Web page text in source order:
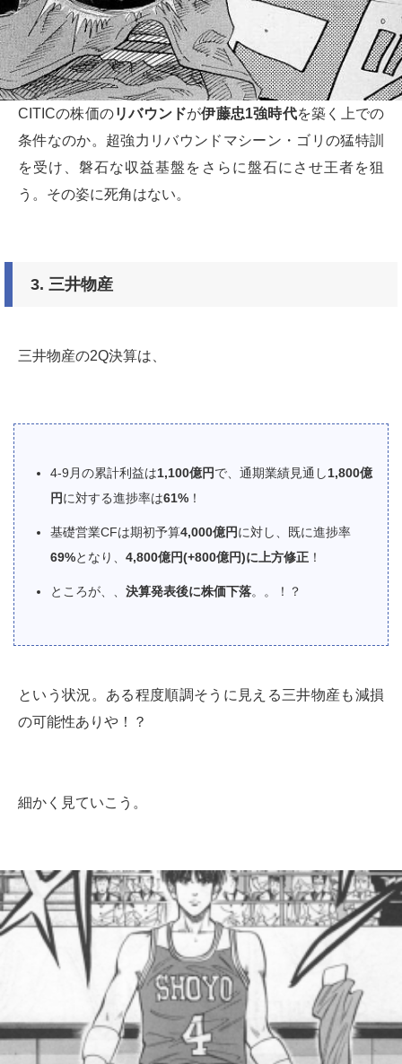
CITICの株価のリバウンドが伊藤忠1強時代を築く上での
条件なのか。超強力リバウンドマシーン・ゴリの猛特訓
を受け、磐石な収益基盤をさらに盤石にさせ王者を狙
う。その姿に死角はない。
3. 三井物産
三井物産の2Q決算は、
4-9月の累計利益は1,100億円で、通期業績見通し1,800億
円に対する進捗率は61% ！
基礎営業CFは期初予算4,000億円に対し、既に進捗率
69%となり、 4,800億円(+800億円)に上方修正 ！
ところが、、 決算発表後に株価下落。。！？
という状況。ある程度順調そうに見える三井物産も減損
の可能性ありや！？
細かく見ていこう。